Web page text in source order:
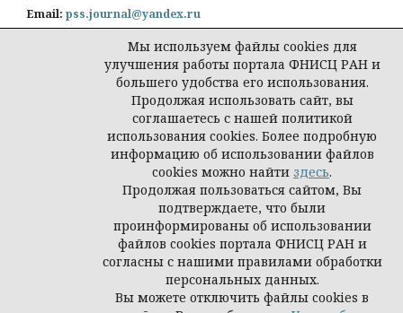
Email: pss.journal@yandex.ru
Политика конфиденциальности персональных
© Петербургская социология сегодня
Мы используем файлы cookies для
улучшения работы портала ФНИСЦ РАН и
большего удобства его использования.
Продолжая использовать сайт, вы
соглашаетесь с нашей политикой
использования cookies. Более подробную
информацию об использовании файлов
cookies можно найти здесь.
Продолжая пользоваться сайтом, Вы
подтверждаете, что были
проинформированы об использовании
файлов cookies портала ФНИСЦ РАН и
согласны с нашими правилами обработки
персональных данных.
Вы можете отключить файлы cookies в